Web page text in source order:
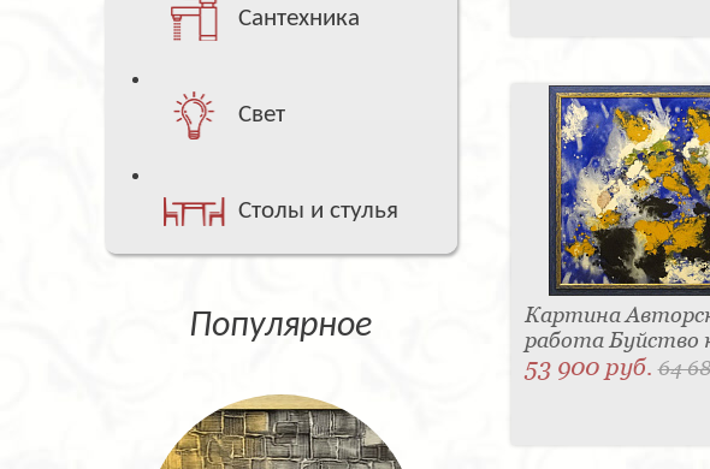
Сантехника
Свет
Столы и стулья
Популярное
Картина
работа Буйство
53 900 руб.64